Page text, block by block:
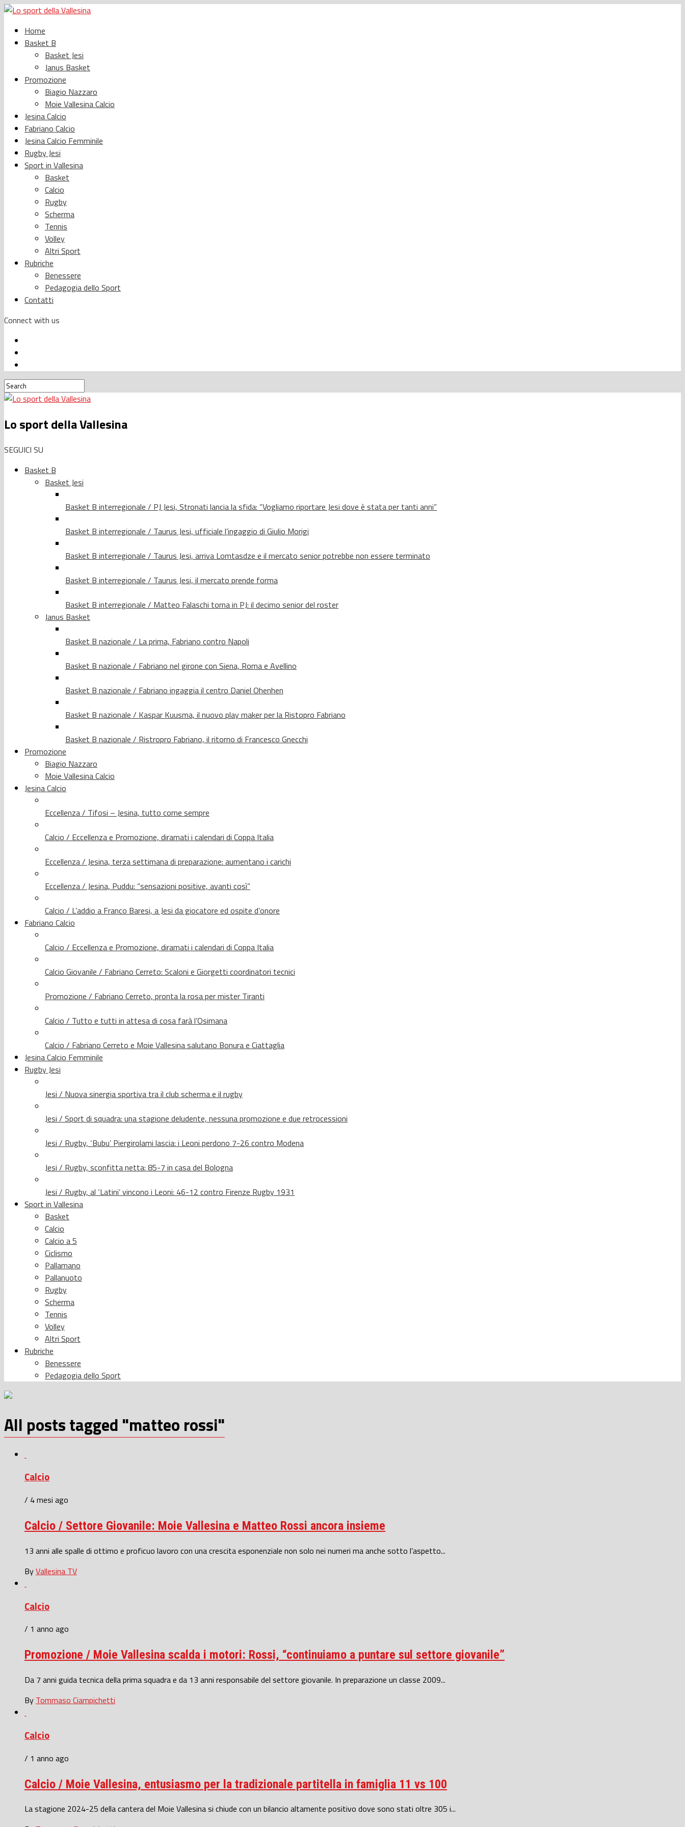
Home
Basket B
Basket Jesi
Janus Basket
Promozione
Biagio Nazzaro
Moie Vallesina Calcio
Jesina Calcio
Fabriano Calcio
Jesina Calcio Femminile
Rugby Jesi
Sport in Vallesina
Basket
Calcio
Rugby
Scherma
Tennis
Volley
Altri Sport
Rubriche
Benessere
Pedagogia dello Sport
Contatti
Connect with us
Lo sport della Vallesina
SEGUICI SU
Basket B
Basket Jesi
Basket B interregionale / PJ Jesi, Stronati lancia la sfida: “Vogliamo riportare Jesi dove è stata per tanti anni”
Basket B interregionale / Taurus Jesi, ufficiale l’ingaggio di Giulio Morigi
Basket B interregionale / Taurus Jesi, arriva Lomtasdze e il mercato senior potrebbe non essere terminato
Basket B interregionale / Taurus Jesi, il mercato prende forma
Basket B interregionale / Matteo Falaschi torna in PJ: il decimo senior del roster
Janus Basket
Basket B nazionale / La prima, Fabriano contro Napoli
Basket B nazionale / Fabriano nel girone con Siena, Roma e Avellino
Basket B nazionale / Fabriano ingaggia il centro Daniel Ohenhen
Basket B nazionale / Kaspar Kuusma, il nuovo play maker per la Ristopro Fabriano
Basket B nazionale / Ristropro Fabriano, il ritorno di Francesco Gnecchi
Promozione
Biagio Nazzaro
Moie Vallesina Calcio
Jesina Calcio
Eccellenza / Tifosi – Jesina, tutto come sempre
Calcio / Eccellenza e Promozione, diramati i calendari di Coppa Italia
Eccellenza / Jesina, terza settimana di preparazione: aumentano i carichi
Eccellenza / Jesina, Puddu: “sensazioni positive, avanti così”
Calcio / L’addio a Franco Baresi, a Jesi da giocatore ed ospite d’onore
Fabriano Calcio
Calcio / Eccellenza e Promozione, diramati i calendari di Coppa Italia
Calcio Giovanile / Fabriano Cerreto: Scaloni e Giorgetti coordinatori tecnici
Promozione / Fabriano Cerreto, pronta la rosa per mister Tiranti
Calcio / Tutto e tutti in attesa di cosa farà l’Osimana
Calcio / Fabriano Cerreto e Moie Vallesina salutano Bonura e Ciattaglia
Jesina Calcio Femminile
Rugby Jesi
Jesi / Nuova sinergia sportiva tra il club scherma e il rugby
Jesi / Sport di squadra: una stagione deludente, nessuna promozione e due retrocessioni
Jesi / Rugby, ‘Bubu’ Piergirolami lascia: i Leoni perdono 7-26 contro Modena
Jesi / Rugby, sconfitta netta: 85-7 in casa del Bologna
Jesi / Rugby, al ‘Latini’ vincono i Leoni: 46-12 contro Firenze Rugby 1931
Sport in Vallesina
Basket
Calcio
Calcio a 5
Ciclismo
Pallamano
Pallanuoto
Rugby
Scherma
Tennis
Volley
Altri Sport
Rubriche
Benessere
Pedagogia dello Sport
All posts tagged "matteo rossi"
Calcio
/ 4 mesi ago
Calcio / Settore Giovanile: Moie Vallesina e Matteo Rossi ancora insieme
13 anni alle spalle di ottimo e proficuo lavoro con una crescita esponenziale non solo nei numeri ma anche sotto l’aspetto...
ByVallesina TV
Calcio
/ 1 anno ago
Promozione / Moie Vallesina scalda i motori: Rossi, “continuiamo a puntare sul settore giovanile”
Da 7 anni guida tecnica della prima squadra e da 13 anni responsabile del settore giovanile. In preparazione un classe 2009...
By Tommaso Ciampichetti
Calcio
/ 1 anno ago
Calcio / Moie Vallesina, entusiasmo per la tradizionale partitella in famiglia 11 vs 100
La stagione 2024-25 della cantera del Moie Vallesina si chiude con un bilancio altamente positivo dove sono stati oltre 305 i...